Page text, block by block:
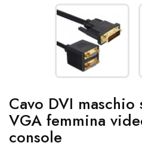
Cavo DVI
VGA femmina
console